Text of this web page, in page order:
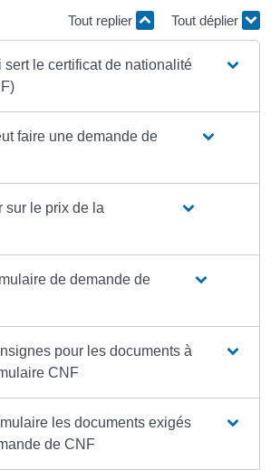
Tout replier Tout déplier
sert le certificat de nationalité
faire une demande de
sur le prix de la
de demande de
pour les documents à
CNF
les documents exigés
de CNF